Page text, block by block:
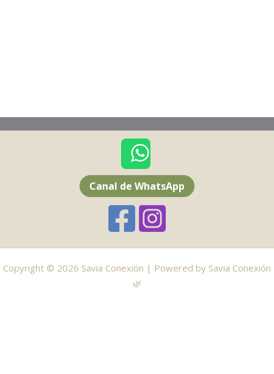
Canal de WhatsApp
Copyright © 2026 Savia Conexión | Powered by Savia Conexión
🌿